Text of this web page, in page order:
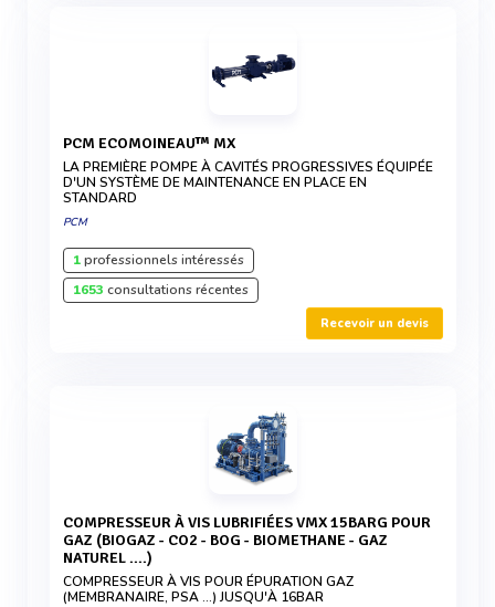
PCM ECOMOINEAU™ MX
LA PREMIÈRE POMPE À CAVITÉS PROGRESSIVES ÉQUIPÉE
D'UN SYSTÈME DE MAINTENANCE EN PLACE EN
STANDARD
PCM
1professionnels intéressés
1653 consultations récentes
Recevoir un devis
COMPRESSEUR À VIS LUBRIFIÉES VMX 15BARG POUR
GAZ (BIOGAZ - CO2 - BOG - BIOMETHANE - GAZ
NATUREL ....)
COMPRESSEUR À VIS POUR ÉPURATION GAZ
(MEMBRANAIRE, PSA ...) JUSQU'À 16BAR